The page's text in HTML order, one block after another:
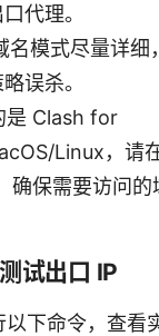
代理。
名模式尽量详细
误杀。
是 Clash for
Linux，请
确保需要访问
试出口 IP
下命令，查看